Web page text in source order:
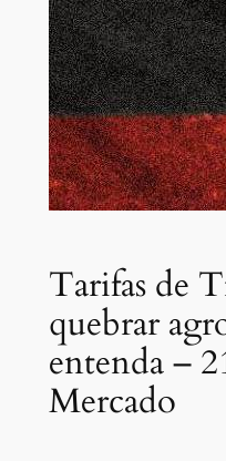
Tarifas de
quebrar
entenda –
Mercado